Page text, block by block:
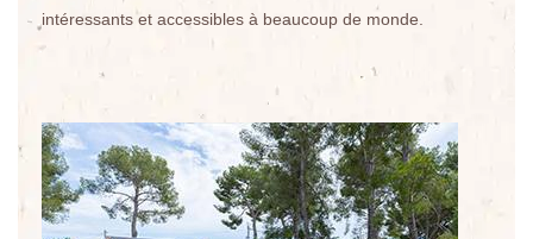
intéressants et accessibles à beaucoup de monde.